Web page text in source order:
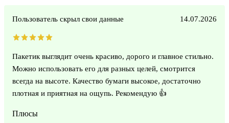
Пользователь скрыл свои данные 14.07.2026
Пакетик выглядит очень красиво, дорого и главное стильно.
Можно использовать его для разных целей, смотрится
всегда на высоте. Качество бумаги высокое, достаточно
плотная и приятная на ощупь. Рекомендую 👍
Плюсы